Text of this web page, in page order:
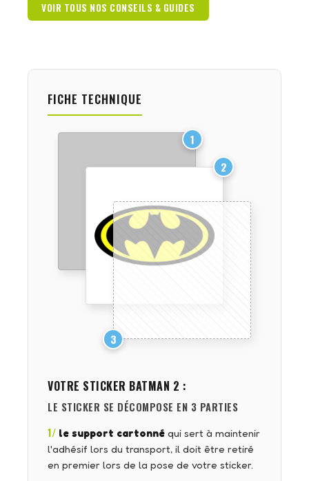
VOIR TOUS NOS CONSEILS & GUIDES
FICHE TECHNIQUE
1
2
3
VOTRE STICKER BATMAN 2 :
LE STICKER SE DÉCOMPOSE EN 3 PARTIES
1/ le support cartonné qui sert à maintenir
l'adhésif lors du transport, il doit être retiré
en premier lors de la pose de votre sticker.